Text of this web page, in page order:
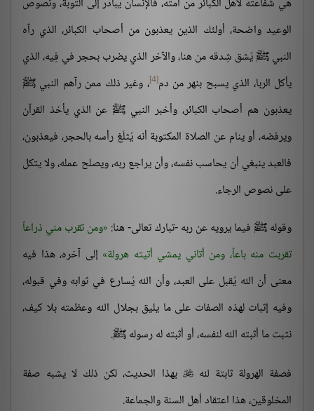
هي شفاعته لأهل الكبائر من أمته، فالإنسان يبادر إلى التوبة، ونصوص
الوعيد واضحة، أولئك الذين يعذبون من أصحاب الكبائر، الذي رآه
النبي ﷺ يُشق شِدقه من هنا، والآخر الذي يضرب بحجر في فِيه، الذي
يأكل الربا، الذي يسبح بنهر من دم[4] ، وغير ذلك ممن رآهم النبي ﷺ
يعذبون هم أصحاب الكبائر، وأخبر النبي ﷺ عن الذي يأخذ القرآن
ويرفضه، أو ينام عن الصلاة المكتوبة أنه يُثلَغ رأسه بالحجر، فيعذبون،
فالعبد ينبغي أن يحاسب نفسه، وأن يراجع ربه، ويصلح عمله، ولا يتكل
على نصوص الرجاء.
وقوله ﷺ فيما يرويه عن ربه -تبارك تعالى- هنا: ومن تقرب مني ذراعاً
تقربت منه باعاً، ومن أتاني يمشي أتيته هرولة إلى آخره، هذا فيه
معنى أن الله يُقبل على العبد، وأن الله يُسارع في ثوابه وفي قبوله،
وفيه إثبات لهذه الصفات على ما يليق بجلال الله وعظمته بلا كيف،
نثبت ما أثبته الله لنفسه، أو أثبته له رسوله ﷺ.
فصفة الهرولة ثابتة لله بهذا الحديث، لكن ذلك لا يشبه صفة
المخلوقين، هذا اعتقاد أهل السنة والجماعة.